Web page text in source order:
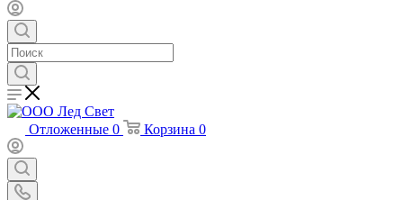
Отложенные 0 Корзина 0